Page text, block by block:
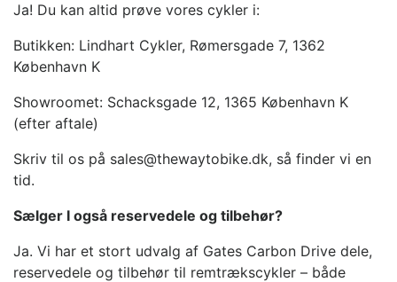
Ja! Du kan altid prøve vores cykler i:
Butikken: Lindhart Cykler, Rømersgade 7, 1362
København K
Showroomet: Schacksgade 12, 1365 København K
(efter aftale)
Skriv til os på sales@thewaytobike.dk, så finder vi en
tid.
Sælger I også reservedele og tilbehør?
Ja. Vi har et stort udvalg af Gates Carbon Drive dele,
reservedele og tilbehør til remtrækscykler – både